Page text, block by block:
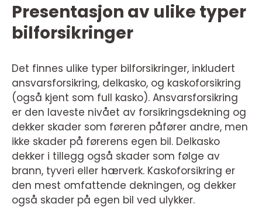
Presentasjon av ulike typer
bilforsikringer
Det finnes ulike typer bilforsikringer, inkludert
ansvarsforsikring, delkasko, og kaskoforsikring
(også kjent som full kasko). Ansvarsforsikring
er den laveste nivået av forsikringsdekning og
dekker skader som føreren påfører andre, men
ikke skader på førerens egen bil. Delkasko
dekker i tillegg også skader som følge av
brann, tyveri eller hærverk. Kaskoforsikring er
den mest omfattende dekningen, og dekker
også skader på egen bil ved ulykker.